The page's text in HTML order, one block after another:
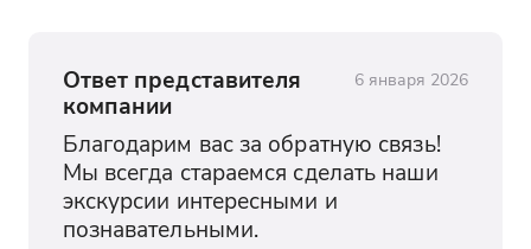
Ответ представителя
компании
6 января 2026
Благодарим вас за обратную связь!
Мы всегда стараемся сделать наши
экскурсии интересными и
познавательными.